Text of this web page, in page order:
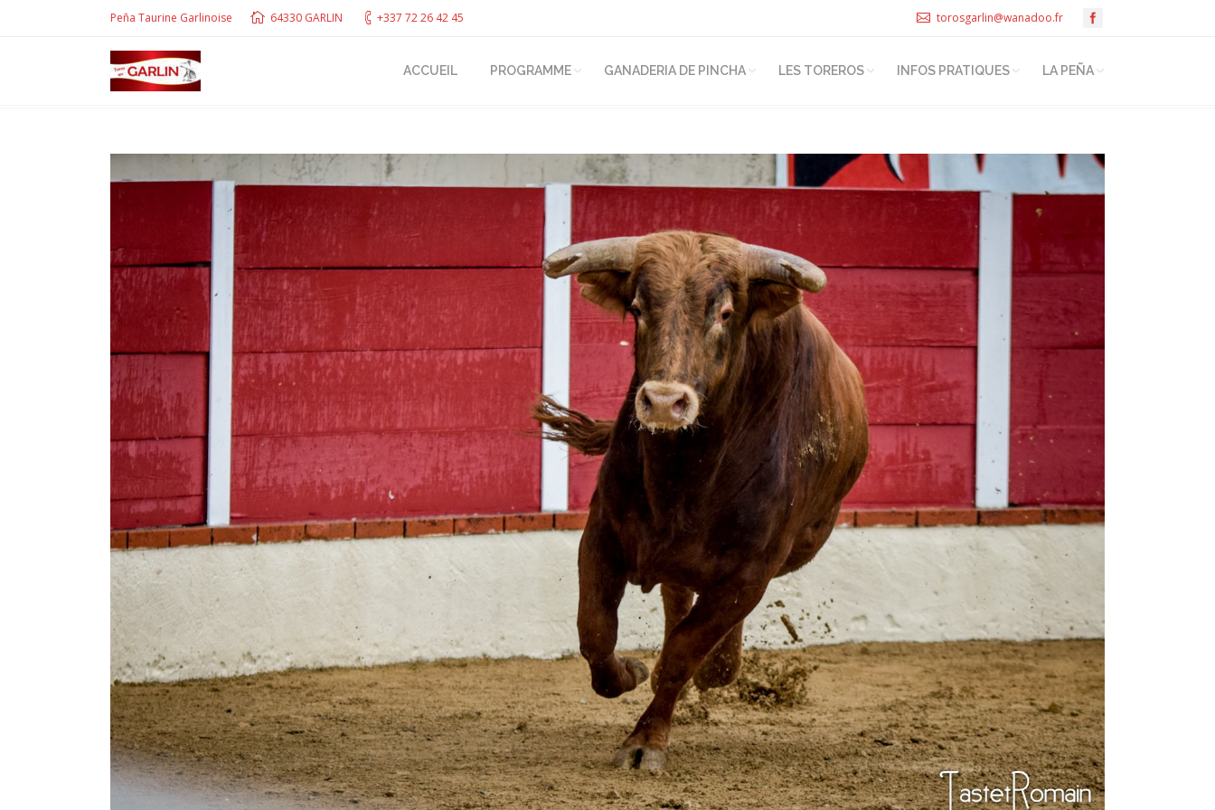
Peña Taurine Garlinoise 64330 GARLIN +337 72 26 42 45 torosgarlin@wanadoo.fr
ACCUEIL PROGRAMME GANADERIA DE PINCHA LES TOREROS INFOS PRATIQUES LA PEÑA